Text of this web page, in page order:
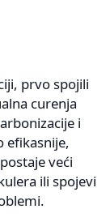
prvo spojili
curenja
i
efikasnije,
veći
ili spojevi